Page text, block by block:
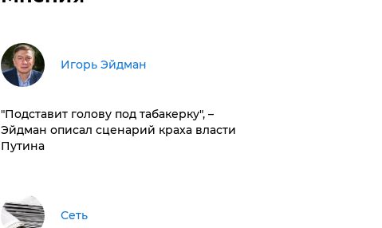
Игорь Эйдман
​"Подставит голову под табакерку", –
Эйдман описал сценарий краха власти
Путина
Сеть